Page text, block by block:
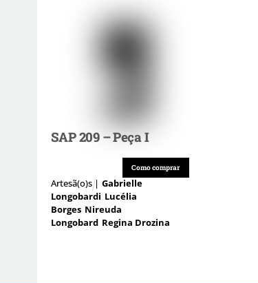
SAP 209 – Peça I
Como comprar
Artesã(o)s | Gabrielle
Longobardi Lucélia
Borges Nireuda
Longobard Regina Drozina